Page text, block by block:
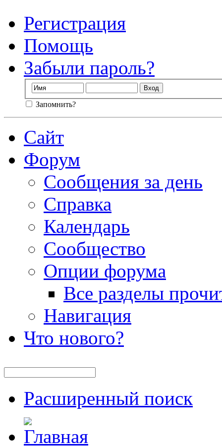
Регистрация
Помощь
Забыли пароль?
Запомнить?
Сайт
Форум
Сообщения за день
Справка
Календарь
Сообщество
Опции форума
Все разделы
Навигация
Что нового?
Расширенный поиск